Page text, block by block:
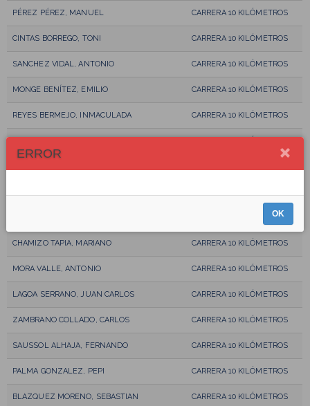
PÉREZ PÉREZ, MANUEL CARRERA 10 KILÓMETROS
CINTAS BORREGO, TONI CARRERA 10 KILÓMETROS
SANCHEZ VIDAL, ANTONIO CARRERA 10 KILÓMETROS
MONGE BENÍTEZ, EMILIO CARRERA 10 KILÓMETROS
REYES BERMEJO, INMACULADA CARRERA 10 KILÓMETROS
CARRERA 10 KILÓMETROS
CHAMIZO TAPIA, MARIANO CARRERA 10 KILÓMETROS
MORA VALLE, ANTONIO CARRERA 10 KILÓMETROS
LAGOA SERRANO, JUAN CARLOS CARRERA 10 KILÓMETROS
ZAMBRANO COLLADO, CARLOS CARRERA 10 KILÓMETROS
SAUSSOL ALHAJA, FERNANDO CARRERA 10 KILÓMETROS
PALMA GONZALEZ, PEPI CARRERA 10 KILÓMETROS
BLAZQUEZ MORENO, SEBASTIAN CARRERA 10 KILÓMETROS
ERROR
OK